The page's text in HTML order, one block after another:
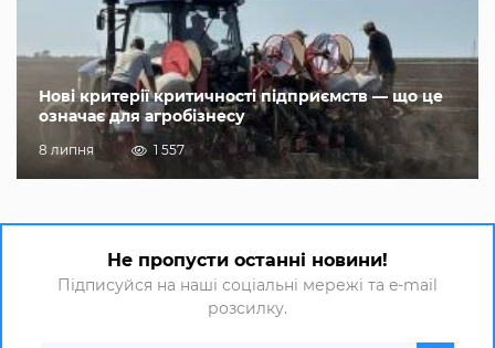
Нові критерії критичності підприємств — що це
означає для агробізнесу
8 липня 1 557
Не пропусти останні новини!
Підписуйся на наші соціальні мережі та e-mail
розсилку.